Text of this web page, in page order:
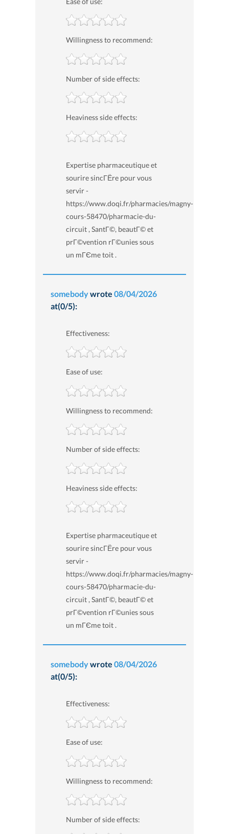
Willingness to recommend:
Number of side effects:
Heaviness side effects:
Expertise pharmaceutique et
sourire sincГЁre pour vous
servir -
https://www.doqi.fr/pharmacies/magny-
cours-58470/pharmacie-du-
circuit , SantГ©, beautГ© et
prГ©vention rГ©unies sous
un mГЄme toit .
somebodywrote 08/04/2026
at(0/5):
Effectiveness:
Ease of use:
Willingness to recommend:
Number of side effects:
Heaviness side effects:
Expertise pharmaceutique et
sourire sincГЁre pour vous
servir -
https://www.doqi.fr/pharmacies/magny-
cours-58470/pharmacie-du-
circuit , SantГ©, beautГ© et
prГ©vention rГ©unies sous
un mГЄme toit .
somebodywrote 08/04/2026
at(0/5):
Effectiveness:
Ease of use:
Willingness to recommend:
Number of side effects: